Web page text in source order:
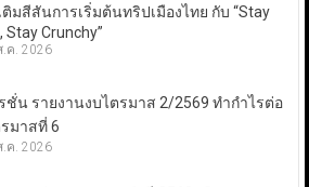
ติมสีสันการเริ่มต้นทริปเมืองไทย กับ “Stay
Stay Crunchy”
.ค. 2026
ชั่น รายงานงบไตรมาส 2/2569 ทำกำไรต่อ
มาสที่ 6
.ค. 2026